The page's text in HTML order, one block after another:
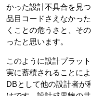
かった設計不具合を見
品目コードさえなかっ
くことの危うさと、そ
ったと思います。
このように設計プラッ
実に蓄積されることに
DBとして他の設計者が